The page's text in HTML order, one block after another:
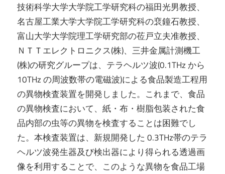
技術科学大学大学院工学研究科の福田光男教授、
名古屋工業大学大学院工学研究科の裵鐘石教授、
富山大学大学院理工学研究部の莅戸立夫准教授、
ＮＴＴエレクトロニクス(株)、三井金属計測機工
(株)の研究グループは、テラヘルツ波(0.1THz から
10THz の周波数帯の電磁波)による食品製造工程用
の異物検査装置を開発しました。これまで、食品
の異物検査において、紙・布・樹脂包装された食
品内部の虫等の異物を検査することは困難でし
た。本検査装置は、新規開発した 0.3THz帯のテラ
ヘルツ波発生器及び検出器により得られる透過画
像を利用することで、このような異物を食品工場